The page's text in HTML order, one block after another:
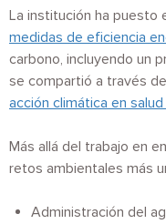
La institución ha puesto
medidas de eficiencia
carbono, incluyendo un
se compartió a través
acción climática en
Más allá del trabajo en
retos ambientales más
Administración del